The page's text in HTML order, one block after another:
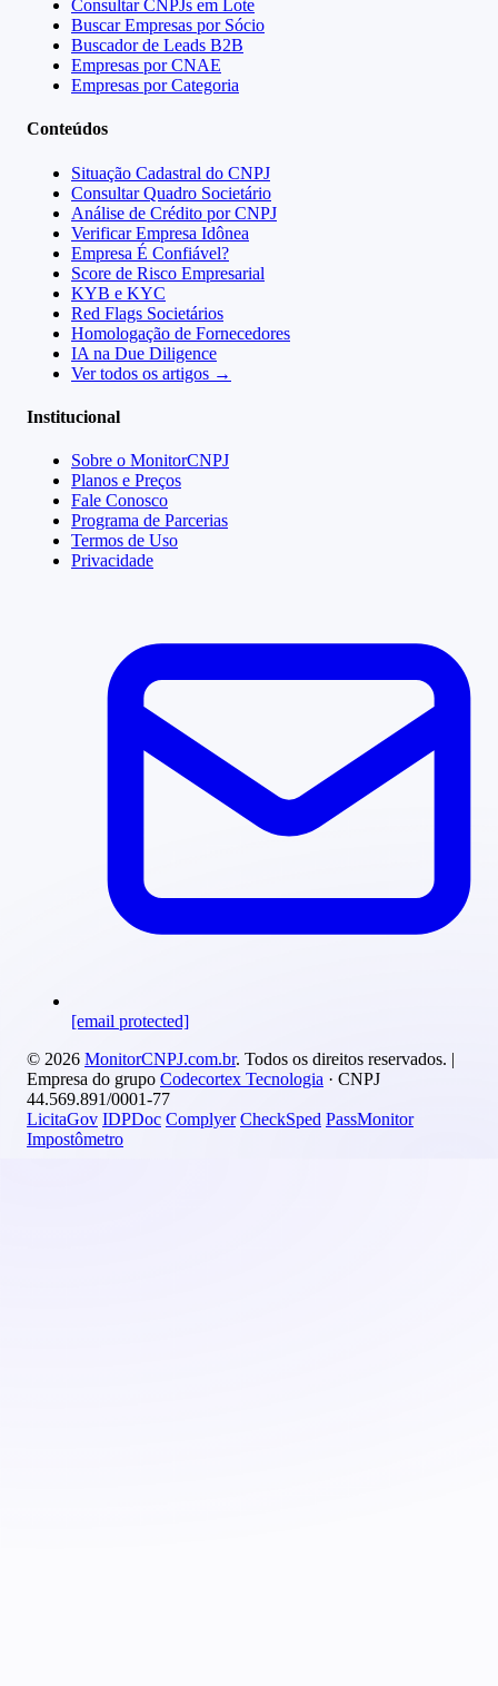
Consultar CNPJs em Lote
Buscar Empresas por Sócio
Buscador de Leads B2B
Empresas por CNAE
Empresas por Categoria
Conteúdos
Situação Cadastral do CNPJ
Consultar Quadro Societário
Análise de Crédito por CNPJ
Verificar Empresa Idônea
Empresa É Confiável?
Score de Risco Empresarial
KYB e KYC
Red Flags Societários
Homologação de Fornecedores
IA na Due Diligence
Ver todos os artigos →
Institucional
Sobre o MonitorCNPJ
Planos e Preços
Fale Conosco
Programa de Parcerias
Termos de Uso
Privacidade
[email protected]
© 2026 MonitorCNPJ.com.br. Todos os direitos reservados. |
Empresa do grupo Codecortex Tecnologia · CNPJ
44.569.891/0001-77
LicitaGov IDPDoc Complyer CheckSped PassMonitor
Impostômetro